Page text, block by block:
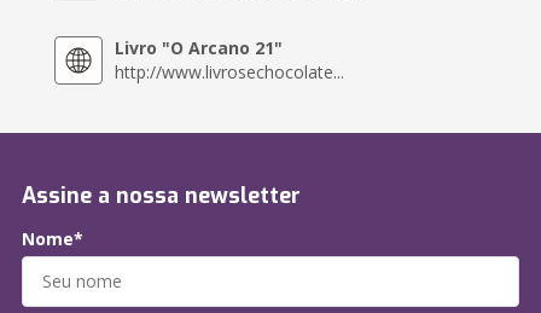
Livro "O Arcano 21"
http://www.livrosechocolate...
Assine a nossa newsletter
Nome*